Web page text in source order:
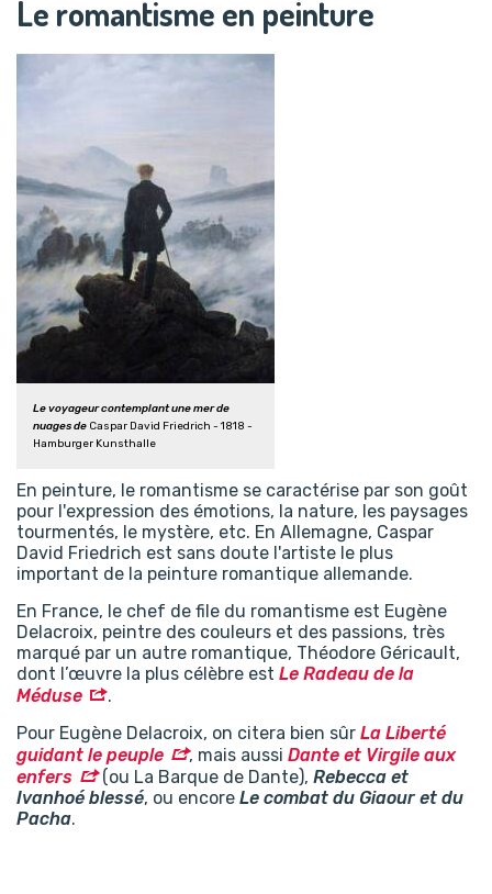
Le romantisme en peinture
Le voyageur contemplant une mer de
nuages de Caspar David Friedrich - 1818 -
Hamburger Kunsthalle
En peinture, le romantisme se caractérise par son goût
pour l'expression des émotions, la nature, les paysages
tourmentés, le mystère, etc. En Allemagne, Caspar
David Friedrich est sans doute l'artiste le plus
important de la peinture romantique allemande.
En France, le chef de file du romantisme est Eugène
Delacroix, peintre des couleurs et des passions, très
marqué par un autre romantique, Théodore Géricault,
dont l’œuvre la plus célèbre est Le Radeau de la
Méduse
.
Pour Eugène Delacroix, on citera bien sûr La Liberté
guidant le peuple
, mais aussi Dante et Virgile aux
enfers
(ou La Barque de Dante), Rebecca et
Ivanhoé blessé, ou encore Le combat du Giaour et du
Pacha.